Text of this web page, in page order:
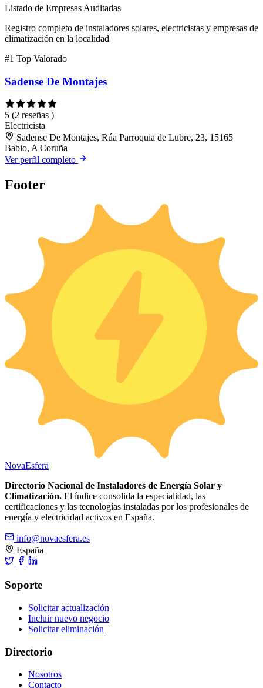
Listado de Empresas Auditadas
Registro completo de instaladores solares, electricistas y empresas de
climatización en la localidad
#1 Top Valorado
Sadense De Montajes
5 (2 reseñas )
Electricista
Sadense De Montajes, Rúa Parroquia de Lubre, 23, 15165
Babio, A Coruña
Ver perfil completo
Footer
NovaEsfera
Directorio Nacional de Instaladores de Energía Solar y
Climatización. El índice consolida la especialidad, las
certificaciones y las tecnologías instaladas por los profesionales de
energía y electricidad activos en España.
info@novaesfera.es
España
Soporte
Solicitar actualización
Incluir nuevo negocio
Solicitar eliminación
Directorio
Nosotros
Contacto